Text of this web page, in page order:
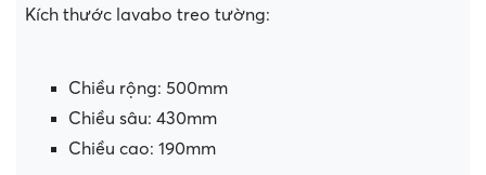
Kích thước lavabo treo tường:
Chiều rộng: 500mm
Chiều sâu: 430mm
Chiều cao: 190mm